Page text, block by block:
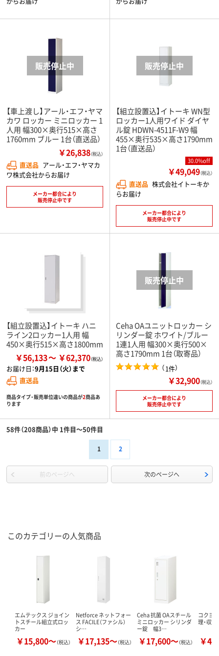
【車上渡し】アール・エフ・ヤマ
カワ ロッカー ミニロッカー 1
人用 幅300×奥行515×高さ
1760mm ブルー 1台（直送品）
￥26,838（税込）
直送品 アール・エフ・ヤマカ
ワ株式会社からお届け
メーカー都合により
販売停止中です
【組立設置込】イトーキ WN型
ロッカー1人用ワイド ダイヤ
ル錠 HDWN-4511F-W9 幅
455×奥行535×高さ1790mm
1台（直送品）
30.0%off
￥49,049（税込）
直送品 株式会社イトーキか
らお届け
メーカー都合により
販売停止中です
【組立設置込】イトーキ ハニ
ライン2ロッカー1人用 幅
450×奥行515×高さ1800mm
￥56,133 ￥62,370
お届け日：9月15日（火）まで
直送品
商品タイプ・販売単位違いの商品が2商品あ
ります
Ceha OAユニットロッカー シ
リンダー錠 ホワイト/ブルー
1連1人用 幅300×奥行500×
高さ1790mm 1台（取寄品）
（1件）
￥32,900（税込）
メーカー都合により
販売停止中です
58件（208商品）中 1件目～50件目
1 2
前のページへ 次のページへ
このカテゴリーの人気商品
エムテックス ジョイン
トスチール組立式ロッ
カー
￥15,800～（税込）
Netforce ネットフォー
ス FACILE（ファシル）
シ…
￥17,135～（税込）
Ceha 抗菌 OAスチール
ミニロッカー シリンダ
ー錠 幅3…
￥17,600～（税込）
コクヨ
理・収納
￥